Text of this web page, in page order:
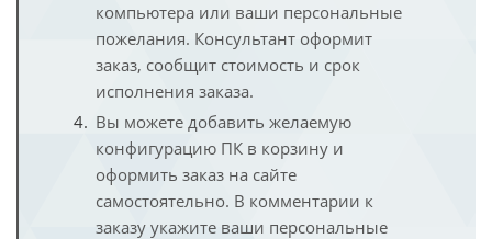
компьютера или ваши персональные
пожелания. Консультант оформит
заказ, сообщит стоимость и срок
исполнения заказа.
Вы можете добавить желаемую
конфигурацию ПК в корзину и
оформить заказ на сайте
самостоятельно. В комментарии к
заказу укажите ваши персональные